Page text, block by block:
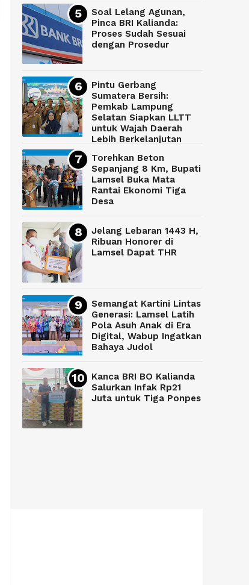
Soal Lelang Agunan,
Pinca BRI Kalianda:
Proses Sudah Sesuai
dengan Prosedur
Pintu Gerbang
Sumatera Bersih:
Pemkab Lampung
Selatan Siapkan LLTT
untuk Wajah Daerah
Lebih Berkelanjutan
Torehkan Beton
Sepanjang 8 Km, Bupati
Lamsel Buka Mata
Rantai Ekonomi Tiga
Desa
Jelang Lebaran 1443 H,
Ribuan Honorer di
Lamsel Dapat THR
Semangat Kartini Lintas
Generasi: Lamsel Latih
Pola Asuh Anak di Era
Digital, Wabup Ingatkan
Bahaya Judol
Kanca BRI BO Kalianda
Salurkan Infak Rp21
Juta untuk Tiga Ponpes